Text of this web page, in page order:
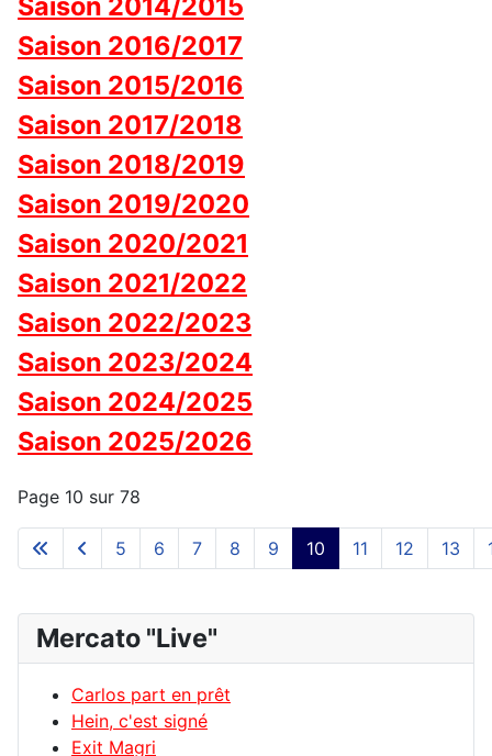
Saison 2016/2017
Saison 2015/2016
Saison 2017/2018
Saison 2018/2019
Saison 2019/2020
Saison 2020/2021
Saison 2021/2022
Saison 2022/2023
Saison 2023/2024
Saison 2024/2025
Saison 2025/2026
Page 10 sur 78
5 6 7 8 9 10 11 12 13
Mercato "Live"
Carlos part en prêt
Hein, c'est signé
Exit Magri